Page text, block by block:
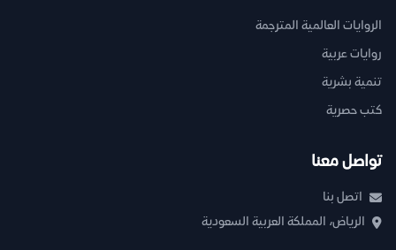
الروايات العالمية المترجمة
روايات عربية
تنمية بشرية
كتب حصرية
تواصل معنا
اتصل بنا
الرياض، المملكة العربية السعودية